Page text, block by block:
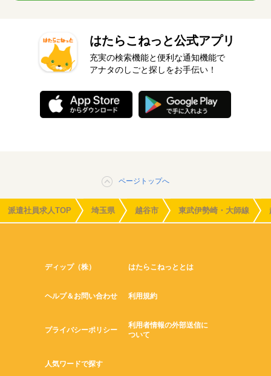
はたらこねっと公式アプリ
充実の検索機能と便利な通知機能で
アナタのしごと探しをお手伝い！
ページトップへ
派遣社員求人TOP 埼玉県 越谷市 東武伊勢崎・大師線
ディップ（株） はたらこねっととは
ヘルプ＆お問い合わせ 利用規約
プライバシーポリシー
利用者情報の外部送信に
ついて
人気ワードで探す